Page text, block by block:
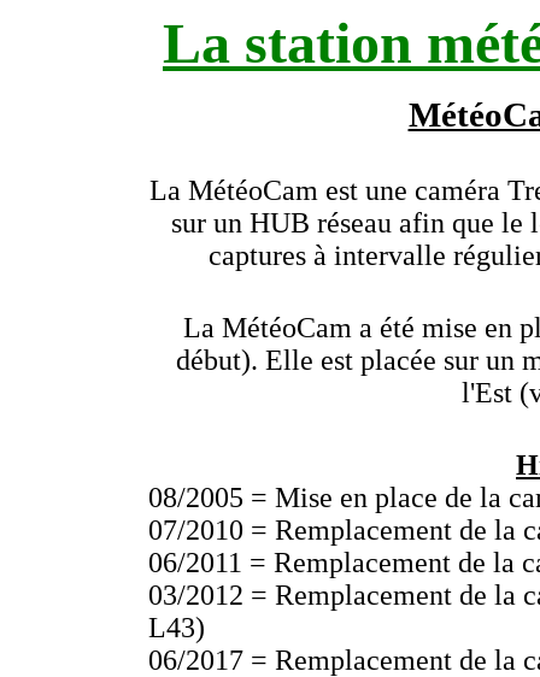
La station
La MétéoCam est une caméra
sur un HUB réseau afin que
captures à intervalle
La MétéoCam a été mise en
début). Elle est placée sur un
l'Est
08/2005 = Mise en place de la
07/2010 = Remplacement de la
06/2011 = Remplacement de la
03/2012 = Remplacement de la
L43)
06/2017 = Remplacement de la